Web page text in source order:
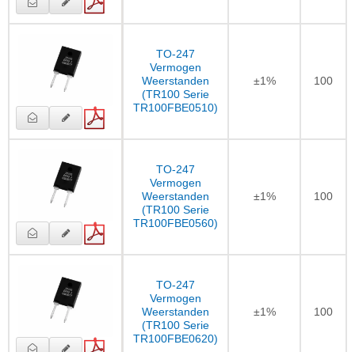
TO-247
Vermogen
Weerstanden
(TR100 Serie
TR100FBE0510)
±1% 100
TO-247
Vermogen
Weerstanden
(TR100 Serie
TR100FBE0560)
±1% 100
TO-247
Vermogen
Weerstanden
(TR100 Serie
TR100FBE0620)
±1% 100